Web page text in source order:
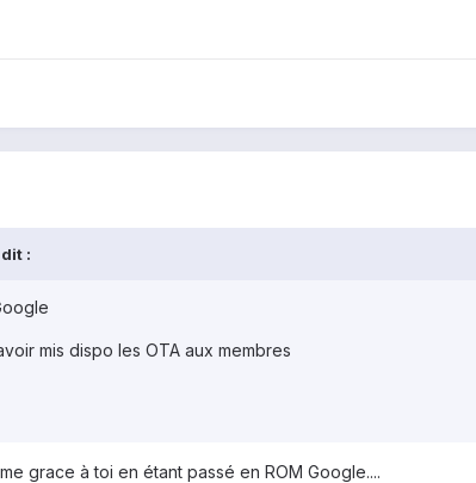
:
mis dispo les OTA aux membres
grace à toi en étant passé en ROM Google....